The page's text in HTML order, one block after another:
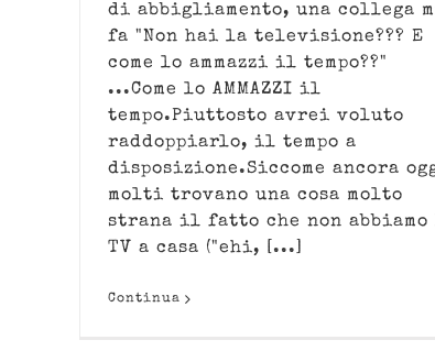
di abbigliamento, una collega
fa "Non hai la televisione??? E
come lo ammazzi il tempo??"
...Come lo AMMAZZI il
tempo.Piuttosto avrei voluto
raddoppiarlo, il tempo a
disposizione.Siccome ancora
molti trovano una cosa molto
strana il fatto che non abbiamo
TV a casa ("ehi, [...]
Continua